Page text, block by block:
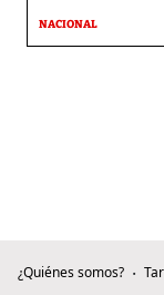
NACIONAL
¿Quiénes somos?